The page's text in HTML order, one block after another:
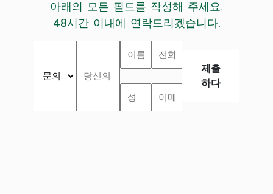
아래의 모든 필드를 작성해 주세요.
48시간 이내에 연락드리겠습니다.
제출
하다